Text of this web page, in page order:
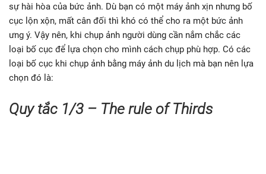
sự hài hòa của bức ảnh. Dù bạn có một máy ảnh xịn nhưng bố
cục lộn xộn, mất cân đối thì khó có thể cho ra một bức ảnh
ưng ý. Vậy nên, khi chụp ảnh người dùng cần nắm chắc các
loại bố cục để lựa chọn cho mình cách chụp phù hợp. Có các
loại bố cục khi chụp ảnh bằng máy ảnh du lịch mà bạn nên lựa
chọn đó là:
Quy tắc 1/3 – The rule of Thirds